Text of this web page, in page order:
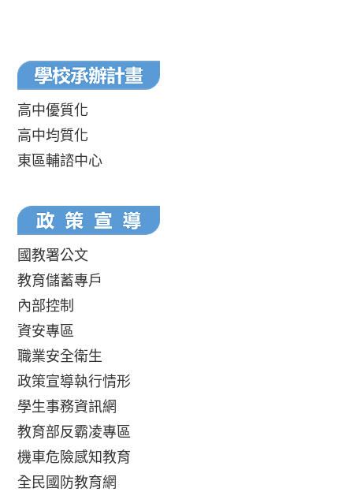
高中優質化
高中均質化
東區輔諮中心
國教署公文
教育儲蓄專戶
內部控制
資安專區
職業安全衛生
政策宣導執行情形
學生事務資訊網
教育部反霸凌專區
機車危險感知教育
全民國防教育網